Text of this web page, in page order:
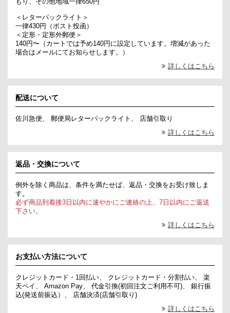
＜レターパックライト＞
一律430円（ポスト投函）
＜定形・定形外郵便＞
140円〜（カートでは予め140円に設定しています。増減があった
場合はメールにてお知らせします。）
詳しくはこちら
配送について
佐川急便、 郵便局レターパックライト、 店舗引取り
詳しくはこちら
返品・交換について
例外を除く商品は、条件を満たせば、返品・交換をお受け致しま
す。
必ず商品到着後3日以内に速やかにご連絡の上、7日以内にご返送
下さい。
詳しくはこちら
お支払い方法について
クレジットカード・1回払い、 クレジットカード・分割払い、 楽
天ペイ、 Amazon Pay、 代金引換(初回注文ご利用不可)、 銀行振
込(発送前振込）、 店舗決済(店舗引取り)
詳しくはこちら